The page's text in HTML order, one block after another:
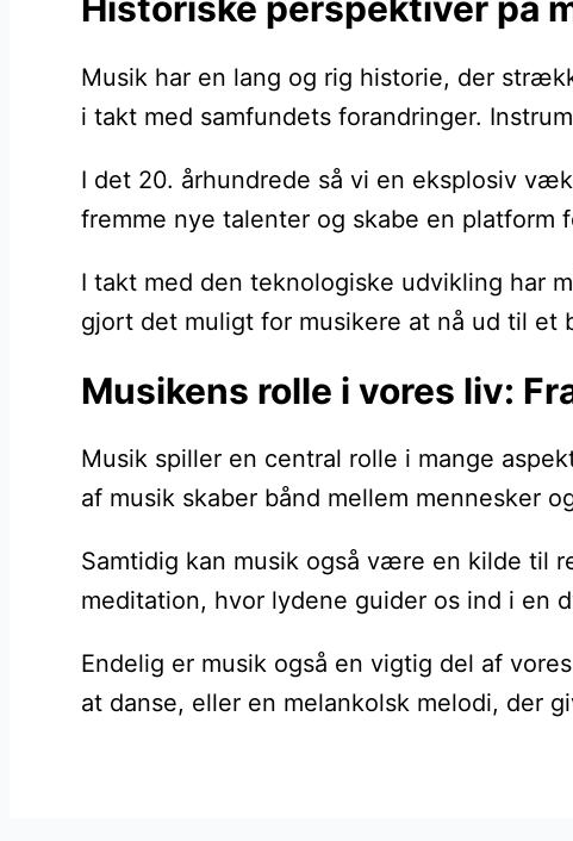
Musik har en lang og rig historie, der
i takt med samfundets forandringer.
I det 20. århundrede så vi en eksplosiv
fremme nye talenter og skabe en platform
I takt med den teknologiske udvikling har
gjort det muligt for musikere at nå ud til et
Musikens rolle i vores liv:
Musik spiller en central rolle i mange
af musik skaber bånd mellem mennesker
Samtidig kan musik også være en kilde til
meditation, hvor lydene guider os ind i en
Endelig er musik også en vigtig del af
at danse, eller en melankolsk melodi, der